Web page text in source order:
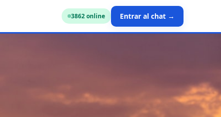
3844online Entrar al chat →